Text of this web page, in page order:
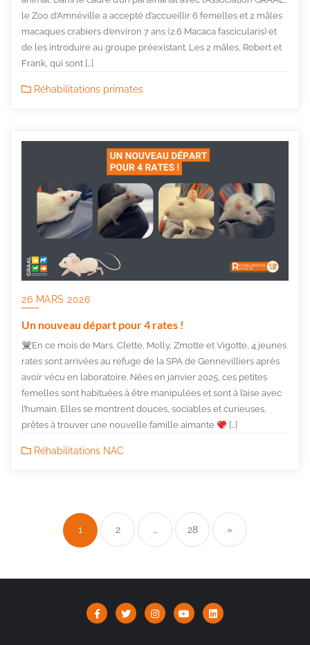
le Zoo d’Amnéville a accepté d’accueillir 6 femelles et 2 mâles
macaques crabiers d’environ 7 ans (2.6 Macaca fascicularis) et
de les introduire au groupe préexistant. Les 2 mâles, Robert et
Frank, qui sont […]
Réhabilitations primates
26 MARS 2026
Un nouveau départ pour 4 rates !
En ce mois de Mars, Clette, Molly, Zmotte et Vigotte, 4 jeunes
rates sont arrivées au refuge de la SPA de Gennevilliers après
avoir vécu en laboratoire. Nées en janvier 2025, ces petites
femelles sont habituées à être manipulées et sont à l’aise avec
l’humain. Elles se montrent douces, sociables et curieuses,
prêtes à trouver une nouvelle famille aimante
[…]
Réhabilitations NAC
des
publications
1 2 … 28 »